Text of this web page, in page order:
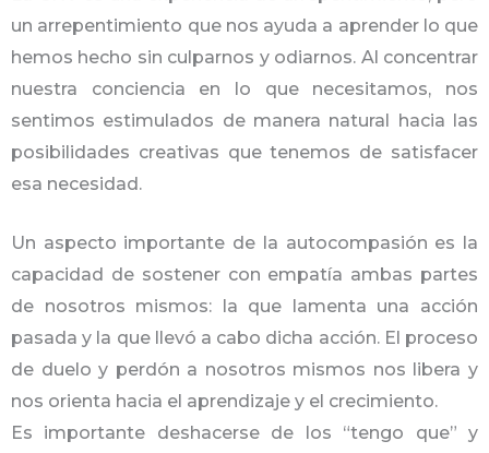
un arrepentimiento que nos ayuda a aprender lo que
hemos hecho sin culparnos y odiarnos. Al concentrar
nuestra conciencia en lo que necesitamos, nos
sentimos estimulados de manera natural hacia las
posibilidades creativas que tenemos de satisfacer
esa necesidad.
Un aspecto importante de la autocompasión es la
capacidad de sostener con empatía ambas partes
de nosotros mismos: la que lamenta una acción
pasada y la que llevó a cabo dicha acción. El proceso
de duelo y perdón a nosotros mismos nos libera y
nos orienta hacia el aprendizaje y el crecimiento.
Es importante deshacerse de los “tengo que” y